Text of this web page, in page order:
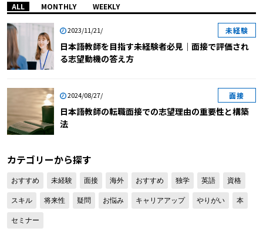
さいね。なお、日本語教師になる方法
について知りたい方は「【体験談】日
×日本語教師】日本語学校への就職活
動で私がしたこと」をご覧ください。
【目次】 日本語教師を目指す未経験
目指す未経験者必見｜面接で評価され
る志望動機の答え方1】結論から言う
ALL MONTHLY WEEKLY
2023/11/21/ 未経験
日本語教師を目指す未経験者必見｜面接で評価され
る志望動機の答え方
2024/08/27/ 面接
日本語教師の転職面接での志望理由の重要性と構築
法
カテゴリーから探す
おすすめ 未経験 面接 海外 おすすめ 独学 英語 資格
スキル 将来性 疑問 お悩み キャリアアップ やりがい 本
セミナー